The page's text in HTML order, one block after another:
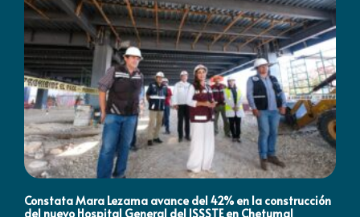
Constata Mara Lezama avance del 42% en la construcción
del nuevo Hospital General del ISSSTE en Chetumal